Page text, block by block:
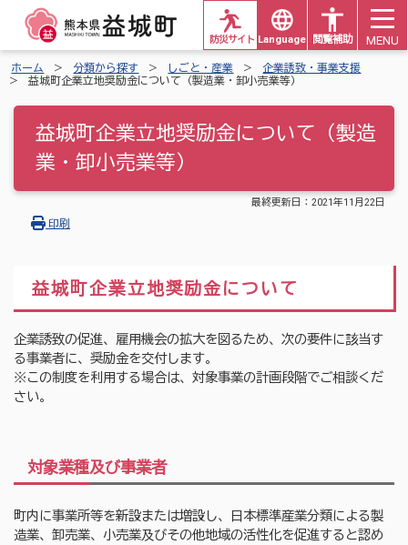
Languages 閲覧補助
防災サイト MENU
ホーム 分類から探す しごと・産業
企業誘致・事業支援
益城町企業立地奨励金について（製造業・卸小売業等）
益城町企業立地奨励金について（製造
業・卸小売業等）
最終更新日： 2021年11月22日
印刷
益城町企業立地奨励金について
企業誘致の促進、雇用機会の拡大を図るため、次の要件に該当す
る事業者に、奨励金を交付します。
※この制度を利用する場合は、対象事業の計画段階でご相談くだ
さい。
対象業種及び事業者
町内に事業所等を新設または増設し、日本標準産業分類による製
造業、卸売業、小売業及びその他地域の活性化を促進すると認め